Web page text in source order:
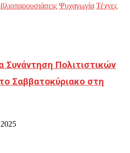
Ψυχαγωγία Τέχνες
Συνάντηση Πολιτιστικών
Σαββατοκύριακο στη